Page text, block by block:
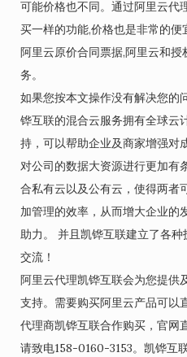
可能价格也不同。通过阿里云代
买一样的功能,价格也是非常的
阿里云原价合同票据,阿里云和授
务。
如果您按本文操作没有解决您的
铧互联的混合云服务拥有全球云
持，可以帮助企业及商家增强对
对公司的数据大资源进行更加有
合私有云以及公有云，使得两者
加管理的效率，从而增大企业的
助力。 并且凯铧互联建立了各
交流！
阿里云代理凯铧互联会为您提供
支持。需要购买阿里云产品可以
代理商凯铧互联合作购买，官网
请致电158-0160-3153。凯铧互